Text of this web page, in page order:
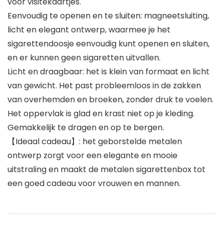
Eenvoudig te openen en te sluiten: magneetsluiting,
licht en elegant ontwerp, waarmee je het
sigarettendoosje eenvoudig kunt openen en sluiten,
en er kunnen geen sigaretten uitvallen.
Licht en draagbaar: het is klein van formaat en licht
van gewicht. Het past probleemloos in de zakken
van overhemden en broeken, zonder druk te voelen.
Het oppervlak is glad en krast niet op je kleding.
Gemakkelijk te dragen en op te bergen.
【Ideaal cadeau】: het geborstelde metalen
ontwerp zorgt voor een elegante en mooie
uitstraling en maakt de metalen sigarettenbox tot
een goed cadeau voor vrouwen en mannen.